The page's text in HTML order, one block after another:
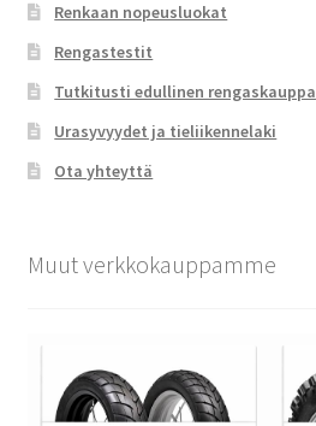
Renkaan nopeusluokat
Rengastestit
Tutkitusti edullinen rengaskauppa
Urasyvyydet ja tieliikennelaki
Ota yhteyttä
Muut verkkokauppamme